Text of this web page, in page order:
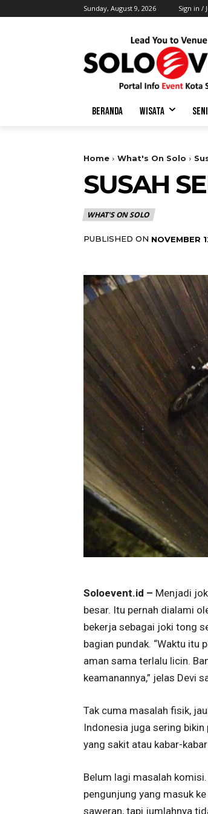
Sunday, August 9, 2026 Sign in /
BERANDA WISATA
Home What's On Solo
SUSAH
WHAT'S ON SOLO
PUBLISHED ON NOVEMBER
Soloevent.id – Menjadi
besar. Itu pernah dialami
bekerja sebagai joki tong
bagian pundak. “Waktu itu
aman sama terlalu licin.
keamanannya,” jelas Devi
Tak cuma masalah fisik,
Indonesia juga sering
yang sakit atau kabar-
Belum lagi masalah
pengunjung yang masuk
saweran, tapi jumlahnya